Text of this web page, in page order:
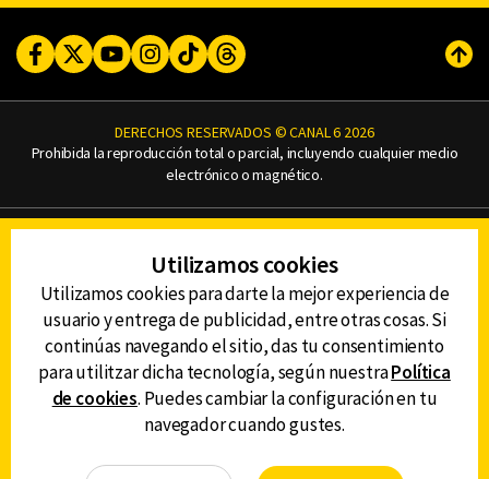
FacebookTwitterYoutubeInstagram
TikTokThreads
DERECHOS RESERVADOS © CANAL 6 2026
Prohibida la reproducción total o parcial, incluyendo cualquier medio
electrónico o magnético.
AVISO DE PRIVACIDAD
AVISO LEGAL
DEFENSORÍA DE LAS AUDIENCIAS
DESCARGA LA APP DE CANAL 6
Utilizamos cookies
Utilizamos cookies para darte la mejor experiencia de
usuario y entrega de publicidad, entre otras cosas. Si
continúas navegando el sitio, das tu consentimiento
para utilitzar dicha tecnología, según nuestraPolítica
de cookies. Puedes cambiar la configuración en tu
navegador cuando gustes.